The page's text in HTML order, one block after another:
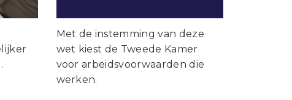
Met de instemming van deze
wet kiest de Tweede Kamer
voor arbeidsvoorwaarden die
werken.